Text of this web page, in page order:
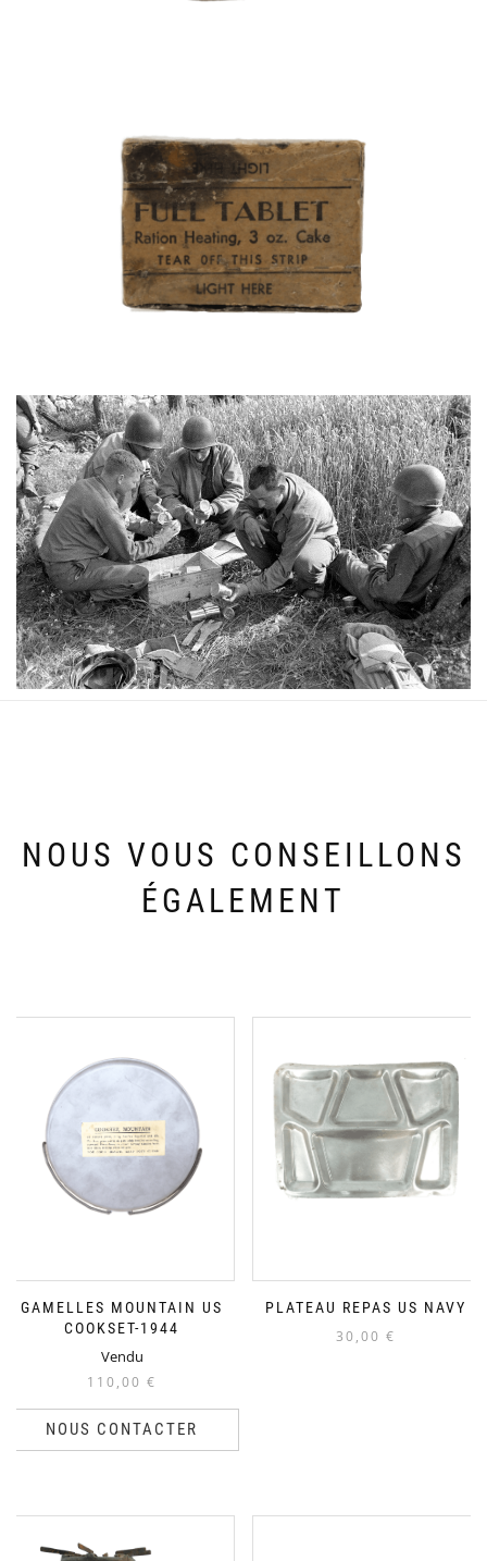
NOUS VOUS CONSEILLONS
ÉGALEMENT
GAMELLES MOUNTAIN US
COOKSET-1944
Vendu
110,00 €
NOUS CONTACTER
PLATEAU REPAS US NAVY
30,00 €